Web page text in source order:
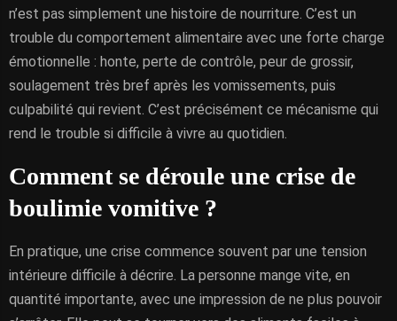
n’est pas simplement une histoire de nourriture. C’est un
trouble du comportement alimentaire avec une forte charge
émotionnelle : honte, perte de contrôle, peur de grossir,
soulagement très bref après les vomissements, puis
culpabilité qui revient. C’est précisément ce mécanisme qui
rend le trouble si difficile à vivre au quotidien.
Comment se déroule une crise de
boulimie vomitive ?
En pratique, une crise commence souvent par une tension
intérieure difficile à décrire. La personne mange vite, en
quantité importante, avec une impression de ne plus pouvoir